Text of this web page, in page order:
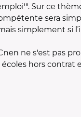
Sur ce
sera
simplement
ne s'est pas
hors contrat